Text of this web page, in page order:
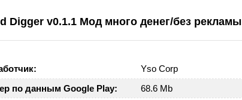
Digger v0.1.1 Мод много денег/без рекламы
Yso Corp
по данным Google Play:
68.6 Mb